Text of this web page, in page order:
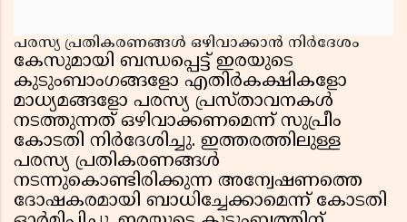
പരസ്യ പ്രതികരണങ്ങൾ ഒഴിവാക്കാൻ നിർദേശം
കേസുമായി ബന്ധപ്പെട്ട് ഇരയുടെ
കുടുംബാംഗങ്ങളോ എതിർകക്ഷികളോ
മാധ്യമങ്ങളോ പരസ്യ പ്രസ്താവനകൾ
നടത്തുന്നത് ഒഴിവാക്കണമെന്ന് സുപ്രീം
കോടതി നിർദേശിച്ചു. ഇത്തരത്തിലുള്ള
പരസ്യ പ്രതികരണങ്ങൾ
നടന്നുകൊണ്ടിരിക്കുന്ന അന്വേഷണത്തെ
ദോഷകരമായി ബാധിച്ചേക്കാമെന്ന് കോടതി